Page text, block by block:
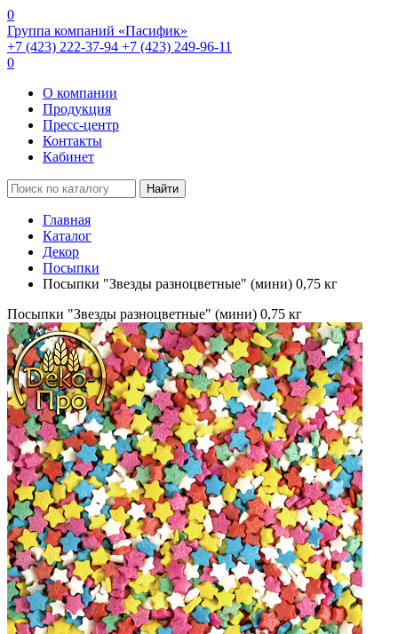
0
Группа компаний «Пасифик»
+7 (423) 222-37-94 +7 (423) 249-96-11
0
О компании
Продукция
Пресс-центр
Контакты
Кабинет
Найти
Главная
Каталог
Декор
Посыпки
Посыпки "Звезды разноцветные" (мини) 0,75 кг
Посыпки "Звезды разноцветные" (мини) 0,75 кг